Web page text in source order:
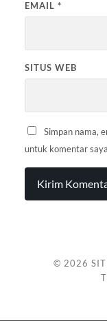
EMAIL *
SITUS WEB
Simpan nama,
untuk komentar
© 2026